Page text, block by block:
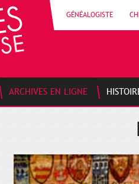
GÉNÉALOGISTE
ARCHIVES EN LIGNE